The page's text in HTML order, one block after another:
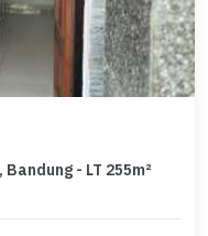
- LT 255m²